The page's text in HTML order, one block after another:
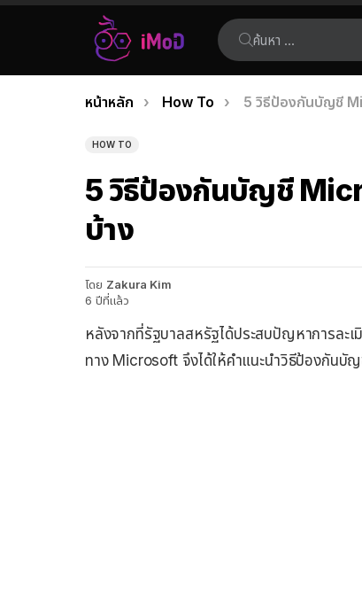
ค้นหา:
เรื่อง
ล่าสุด
คุณอยู่ที่นี่:
หน้าหลัก How To 5 วิธีป้องกันบัญชี
HOW TO
5 วิธีป้องกันบัญชี
บ้าง
โดย Zakura Kim
6 ปีที่แล้ว
หลังจากที่รัฐบาลสหรัฐได้ประสบปัญหาการละ
ทาง Microsoft จึงได้ให้คำแนะนำวิธีป้องกัน